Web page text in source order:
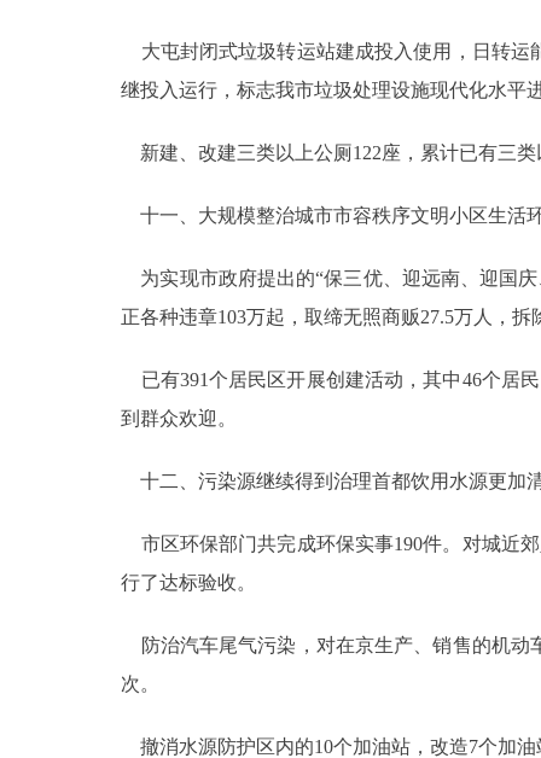
大屯封闭式垃圾转运站建成投入使用，日转运
继投入运行，标志我市垃圾处理设施现代化水平
新建、改建三类以上公厕122座，累计已有三类
十一、大规模整治城市市容秩序文明小区生活
为实现市政府提出的“保三优、迎远南、迎国
正各种违章103万起，取缔无照商贩27.5万人，
已有391个居民区开展创建活动，其中46个居
到群众欢迎。
十二、污染源继续得到治理首都饮用水源更加
市区环保部门共完成环保实事190件。对城近
行了达标验收。
防治汽车尾气污染，对在京生产、销售的机动
次。
撤消水源防护区内的10个加油站，改造7个加